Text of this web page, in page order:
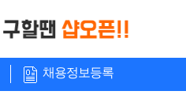
채용정보등록